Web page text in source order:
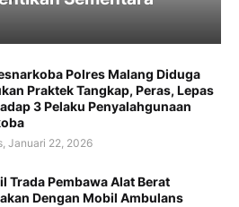
Polres Malang Diduga
Praktek Tangkap, Peras, Lepas
3 Pelaku Penyalahgunaan
Januari 22, 2026
Trada Pembawa Alat Berat
Dengan Mobil Ambulans